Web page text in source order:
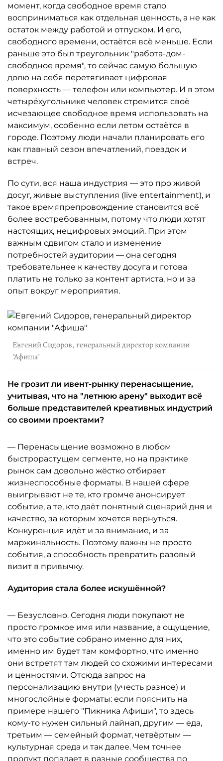
момент, когда свободное время стало
восприниматься как отдельная ценность, а не как
остаток между работой и отпуском. И его,
свободного времени, остаётся всё меньше. Если
раньше это был треугольник "работа-дом-
свободное время", то сейчас самую большую
долю на себя перетягивает цифровая
поверхность — телефон или компьютер. И в этом
четырёхугольнике человек стремится своё
исчезающее свободное время использовать на
максимум, особенно если летом остаётся в
городе. Поэтому люди начали планировать его
как главный сезон впечатлений, поездок и
встреч.
По сути, вся наша индустрия — это про живой
досуг, живые выступления (live entertainment), и
такое времяпрепровождение становится всё
более востребованным, потому что люди хотят
настоящих, нецифровых эмоций. При этом
важным сдвигом стало и изменение
потребностей аудитории — она сегодня
требовательнее к качеству досуга и готова
платить не только за контент артиста, но и за
опыт вокруг мероприятия.
Евгений Сидоров, генеральный директор компании
"Афиша"
Не грозит ли ивент-рынку перенасыщение,
учитывая, что на "летнюю арену" выходит всё
больше представителей креативных индустрий
со своими проектами?
— Перенасыщение возможно в любом
быстрорастущем сегменте, но на практике
рынок сам довольно жёстко отбирает
жизнеспособные форматы. В нашей сфере
выигрывают не те, кто громче анонсирует
событие, а те, кто даёт понятный сценарий дня и
качество, за которым хочется вернуться.
Конкуренция идёт и за внимание, и за
маржинальность. Поэтому важны не просто
события, а способность превратить разовый
визит в привычку.
Аудитория стала более искушённой?
— Безусловно. Сегодня люди покупают не
просто громкое имя или название, а ощущение,
что это событие собрано именно для них,
именно им будет там комфортно, что именно
они встретят там людей со схожими интересами
и ценностями. Отсюда запрос на
персонализацию внутри (учесть разное) и
многослойные форматы: если пояснить на
примере нашего "Пикника Афиши", то здесь
кому-то нужен сильный лайнап, другим — еда,
третьим — семейный формат, четвёртым —
культурная среда и так далее. Чем точнее
продукт попадает в разные сообщества по